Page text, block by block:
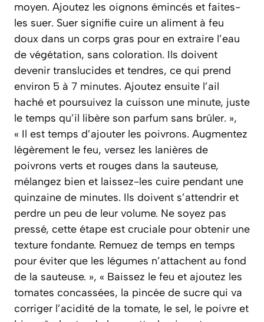
moyen. Ajoutez les oignons émincés et faites-
les suer. Suer signifie cuire un aliment à feu
doux dans un corps gras pour en extraire l’eau
de végétation, sans coloration. Ils doivent
devenir translucides et tendres, ce qui prend
environ 5 à 7 minutes. Ajoutez ensuite l’ail
haché et poursuivez la cuisson une minute, juste
le temps qu’il libère son parfum sans brûler. »,
« Il est temps d’ajouter les poivrons. Augmentez
légèrement le feu, versez les lanières de
poivrons verts et rouges dans la sauteuse,
mélangez bien et laissez-les cuire pendant une
quinzaine de minutes. Ils doivent s’attendrir et
perdre un peu de leur volume. Ne soyez pas
pressé, cette étape est cruciale pour obtenir une
texture fondante. Remuez de temps en temps
pour éviter que les légumes n’attachent au fond
de la sauteuse. », « Baissez le feu et ajoutez les
tomates concassées, la pincée de sucre qui va
corriger l’acidité de la tomate, le sel, le poivre et